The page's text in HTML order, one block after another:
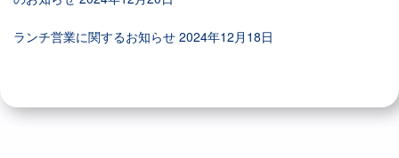
ランチ営業に関するお知らせ 2024年12月18日